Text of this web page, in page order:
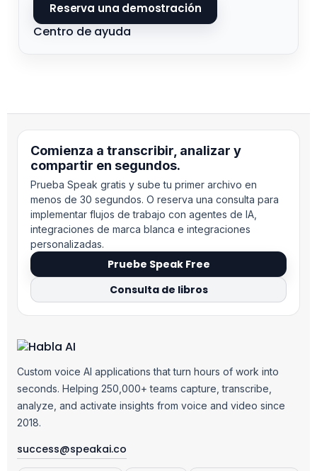
Reserva una demostración
Centro de ayuda
Comienza a transcribir, analizar y
compartir en segundos.
Prueba Speak gratis y sube tu primer archivo en
menos de 30 segundos. O reserva una consulta para
implementar flujos de trabajo con agentes de IA,
integraciones de marca blanca e integraciones
personalizadas.
Pruebe Speak Free
Consulta de libros
Custom voice AI applications that turn hours of work into
seconds. Helping 250,000+ teams capture, transcribe,
analyze, and activate insights from voice and video since
2018.
success@speakai.co